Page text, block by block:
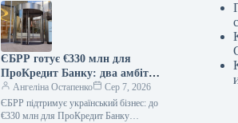
ЄБРР готує €330 млн для
ПроКредит Банку: два амбітні
проєкти на горизонті
Ангеліна Остапенко
Сер 7, 2026
ЄБРР підтримує український бізнес: до
€330 млн для ПроКредит Банку